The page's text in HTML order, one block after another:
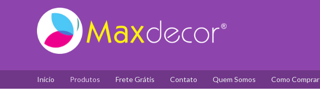
Início Produtos Frete Grátis Contato Quem Somos Como Comprar